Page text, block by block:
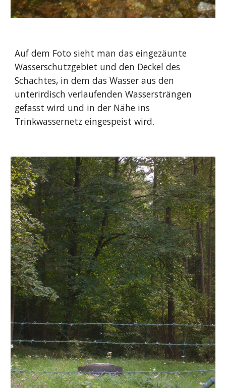
Auf dem Foto sieht man das eingezäunte
Wasserschutzgebiet und den Deckel des
Schachtes, in dem das Wasser aus den
unterirdisch verlaufenden Wassersträngen
gefasst wird und in der Nähe ins
Trinkwassernetz eingespeist wird.